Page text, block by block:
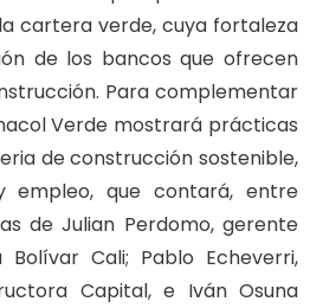
cartera verde, cuya fortaleza
de los bancos que ofrecen
Para complementar
Verde mostrará prácticas
de construcción sostenible,
empleo, que contará, entre
de Julian Perdomo, gerente
Cali; Pablo Echeverri,
Capital, e Iván Osuna